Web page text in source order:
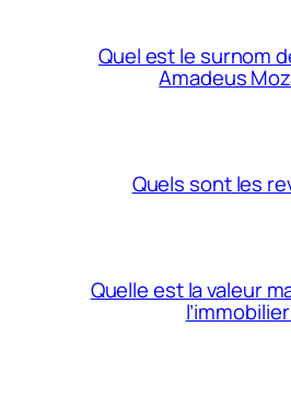
Quel est le surnom
Amadeus
Quels sont les
Quelle est la valeur